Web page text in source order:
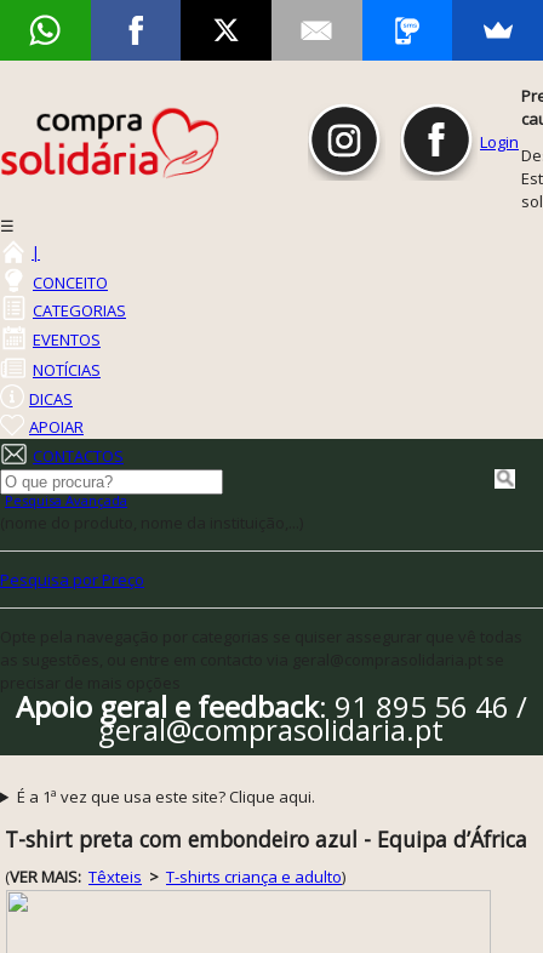
Login
☰
|
CONCEITO
CATEGORIAS
EVENTOS
NOTÍCIAS
DICAS
APOIAR
CONTACTOS
Pesquisa Avançada
Pesquisa por Preço
Apoio geral e feedback: 91 895 56 46 /
geral@comprasolidaria.pt
É a 1ª vez que usa este site? Clique aqui.
T-shirt preta com embondeiro azul - Equipa d’África
(VER MAIS: Têxteis > T-shirts criança e adulto)